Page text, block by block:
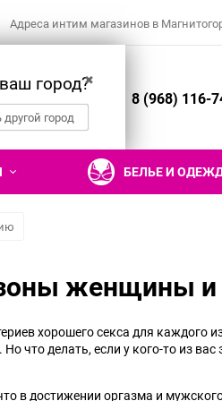
✖
город?
город
Адреса интим магазинов в
8 (968) 116-
Фаллоимитаторы
Двусторонние
фаллоимитаторы
фаллоимитаторы
Эротическое белье
Трусики
Трусики с поясом для
БЕЛЬЕ И
Кляпы
Презервативы
Рельефные и фантазийные
презервативы
презервативы
Эротические подарки и
женщины и
хорошего секса для каждого
Но что делать, если у кого-то из
в достижении оргазма и